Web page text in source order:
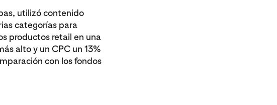
utilizó contenido
categorías para
productos retail en una
alto y un CPC un 13%
con los fondos